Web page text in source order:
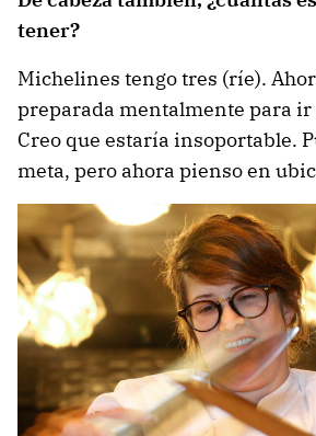
tener?
Michelines tengo tres (ríe).
preparada mentalmente para ir
Creo que estaría insoportable.
meta, pero ahora pienso en